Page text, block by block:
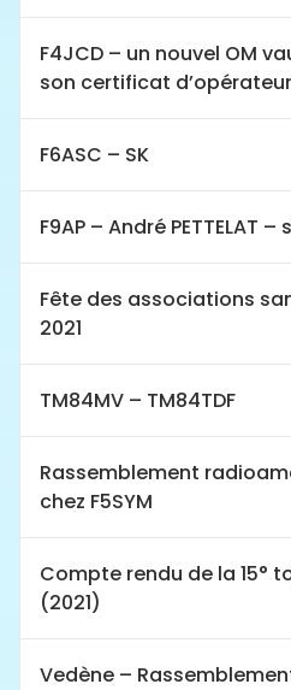
F4JCD – un nouvel OM
son certificat d’opérateur
F6ASC – SK
F9AP – André PETTELAT –
Fête des associations
2021
TM84MV – TM84TDF
Rassemblement
chez F5SYM
Compte rendu de la 15°
(2021)
Vedène –